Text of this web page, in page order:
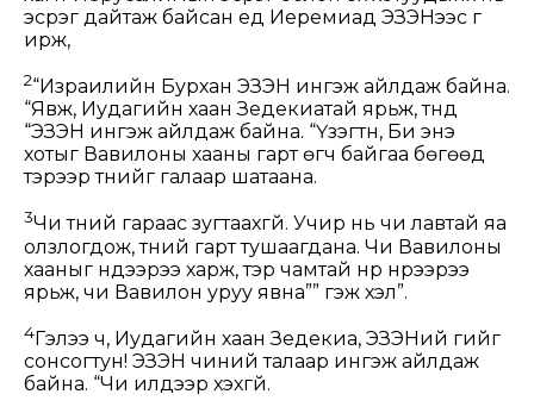
эсрэг дайтаж байсан үед Иеремиад ЭЗЭНээс үг
ирж,
2“Израилийн Бурхан ЭЗЭН ингэж айлдаж байна.
“Явж, Иудагийн хаан Зедекиатай ярьж, түүнд
“ЭЗЭН ингэж айлдаж байна. “Үзэгтүн, Би энэ
хотыг Вавилоны хааны гарт өгч байгаа бөгөөд
тэрээр түүнийг галаар шатаана.
3Чи түүний гараас зугтаахгүй. Учир нь чи лавтай яа
олзлогдож, түүний гарт тушаагдана. Чи Вавилоны
хааныг нүдээрээ харж, тэр чамтай нүүр нүүрээрээ
ярьж, чи Вавилон уруу явна”” гэж хэл”.
4Гэлээ ч, Иудагийн хаан Зедекиа, ЭЗЭНий үгийг
сонсогтун! ЭЗЭН чиний талаар ингэж айлдаж
байна. “Чи илдээр үхэхгүй.